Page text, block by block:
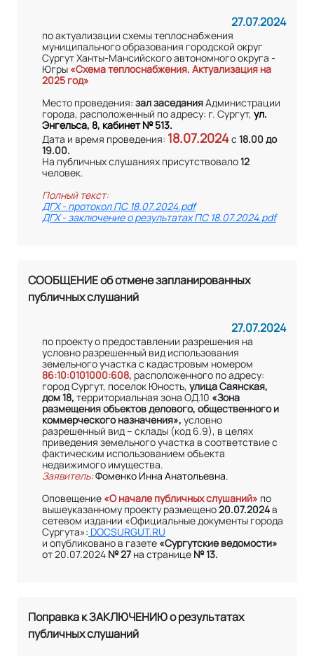
27.07.2024
по актуализации схемы теплоснабжения
муниципального образования городской округ
Сургут Ханты-Мансийского автономного округа -
Югры «Схема теплоснабжения. Актуализация на
2025 год»
Место проведения: зал заседанияАдминистрации
города, расположенный по адресу: г. Сургут, ул.
Энгельса, 8, кабинет № 513.
Дата и время проведения: 18.07.2024с 18.00 до
19.00.
На публичных слушаниях присутствовало12
человек.
Полный текст:
ДГХ - протокол ПС 18.07.2024.pdf
ДГХ - заключение о результатах ПС 18.07.2024.pdf
СООБЩЕНИЕ об отмене запланированных
публичных слушаний
27.07.2024
по проекту о предоставлении разрешения на
условно разрешенный вид использования
земельного участка с кадастровым номером
86:10:0101000:608, расположенного по адресу:
город Сургут, поселок Юность, улица Саянская,
дом 18, территориальная зона ОД.10 «Зона
размещения объектов делового, общественного и
коммерческого назначения», условно
разрешенный вид – склады (код 6.9), в целях
приведения земельного участка в соответствие с
фактическим использованием объекта
недвижимого имущества.
Заявитель:Фоменко Инна Анатольевна.
Оповещение «О начале публичных слушаний» по
вышеуказанному проекту размещено20.07.2024в
сетевом издании «Официальные документы города
Сургута»: DOCSURGUT.RU
и опубликовано в газете «Сургутские ведомости»
от 20.07.2024 № 27 на странице № 13.
Поправка к ЗАКЛЮЧЕНИЮ о результатах
публичных слушаний